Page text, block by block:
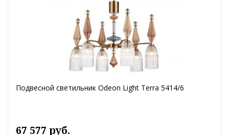
Подвесной светильник Odeon Light Terra 5414/6
67 577 руб.